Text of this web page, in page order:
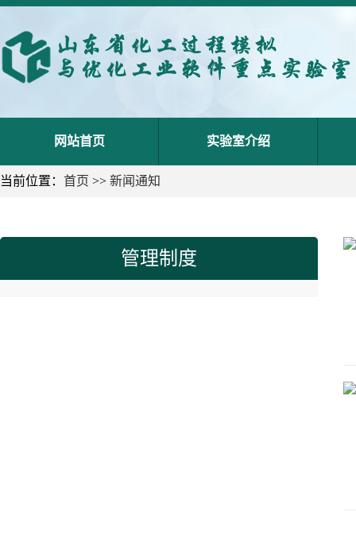
网站首页 实验室介绍
当前位置： 首页 >> 新闻通知
管理制度